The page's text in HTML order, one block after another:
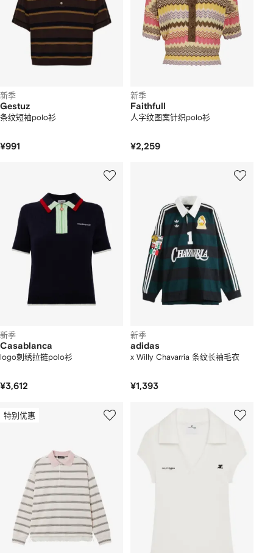
新季
Gestuz
条纹短袖polo衫
¥991
新季
Faithfull
人字纹图案针织polo衫
¥2,259
新季
Casablanca
logo刺绣拉链polo衫
¥3,612
新季
adidas
x Willy Chavarria 条纹长袖毛衣
¥1,393
特别优惠